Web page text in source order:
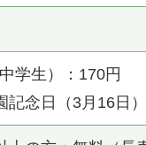
学生）：170円
念日（3月16日